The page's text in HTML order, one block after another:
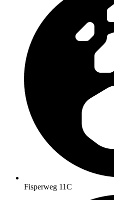
Fisperweg 11C